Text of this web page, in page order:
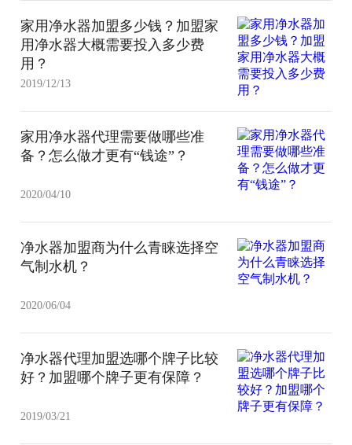
家用净水器加盟多少钱？加盟家
用净水器大概需要投入多少费
用？
2019/12/13
家用净水器代理需要做哪些准
备？怎么做才更有“钱途”？
2020/04/10
净水器加盟商为什么青睐选择空
气制水机？
2020/06/04
净水器代理加盟选哪个牌子比较
好？加盟哪个牌子更有保障？
2019/03/21